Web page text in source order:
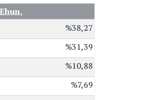
Ehun.
%38,27
%31,39
%10,88
%7,69